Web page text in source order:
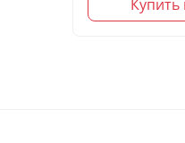
Купить